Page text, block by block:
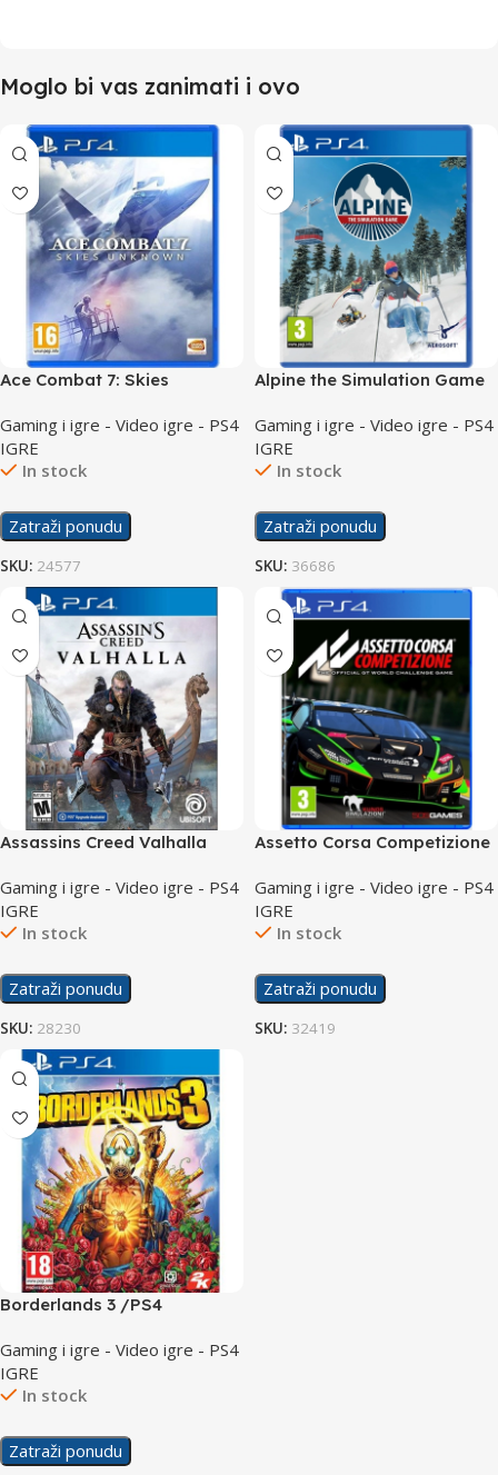
Moglo bi vas zanimati i ovo
Ace Combat 7: Skies
Gaming i igre - Video igre - PS4
IGRE
In stock
Zatraži ponudu
SKU: 24577
Alpine the Simulation Game
Gaming i igre - Video igre - PS4
IGRE
In stock
Zatraži ponudu
SKU: 36686
Assassins Creed Valhalla
Gaming i igre - Video igre - PS4
IGRE
In stock
Zatraži ponudu
SKU: 28230
Assetto Corsa Competizione
Gaming i igre - Video igre - PS4
IGRE
In stock
Zatraži ponudu
SKU: 32419
Borderlands 3 /PS4
Gaming i igre - Video igre - PS4
IGRE
In stock
Zatraži ponudu